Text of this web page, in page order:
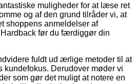
muligheder for at læse ret
og af den grund tilråder vi, at
shoppens anmeldelser af
før du færdiggør din
fuldt ud ærlige metoder til at
kundefokus. Derudover møder vi
som gør det muligt at notere en